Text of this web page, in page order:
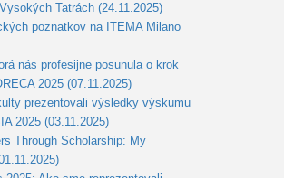
Tatrách (24.11.2025)
poznatkov na ITEMA Milano
nás profesijne posunula o krok
2025 (07.11.2025)
prezentovali výsledky výskumu
2025 (03.11.2025)
Through Scholarship: My